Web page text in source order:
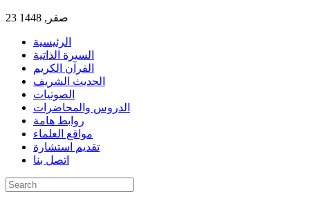
23 صفر, 1448
الرئيسية
السيرة الذاتية
القرآن الكريم
الحديث الشريف
الصوتيات
الدروس والمحاضرات
روابط هامة
مواقع العلماء
تقديم استشارة
اتصل بنا